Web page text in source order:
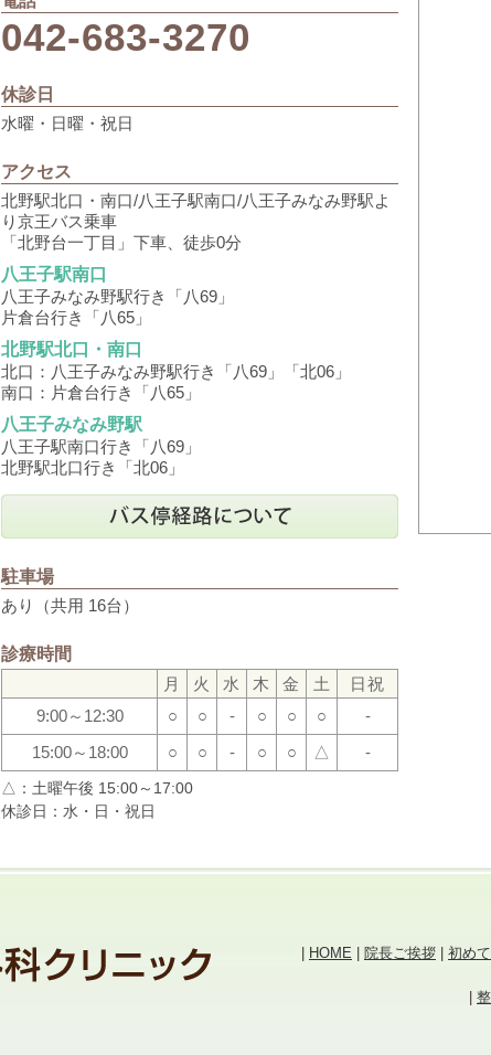
042-683-3270
休診日
水曜・日曜・祝日
アクセス
北野駅北口・南口/八王子駅南口/八王子みなみ野駅よ
り京王バス乗車
「北野台一丁目」下車、徒歩0分
八王子駅南口
八王子みなみ野駅行き「八69」
片倉台行き「八65」
北野駅北口・南口
北口：八王子みなみ野駅行き「八69」「北06」
南口：片倉台行き「八65」
八王子みなみ野駅
八王子駅南口行き「八69」
北野駅北口行き「北06」
駐車場
あり（共用 16台）
診療時間
月
火 水 木 金 土
日祝
9:00～12:30
○ ○ - ○ ○ ○
-
15:00～18:00
○ ○ - ○ ○ △ -
△：土曜午後 15:00～17:00
休診日：水・日・祝日
HOME 院長ご挨拶 初め